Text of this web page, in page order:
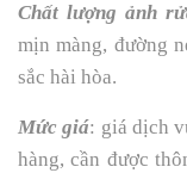
Chất lượng ảnh
mịn màng, đường
sắc hài hòa.
Mức giá: giá dịch
hàng, cần được